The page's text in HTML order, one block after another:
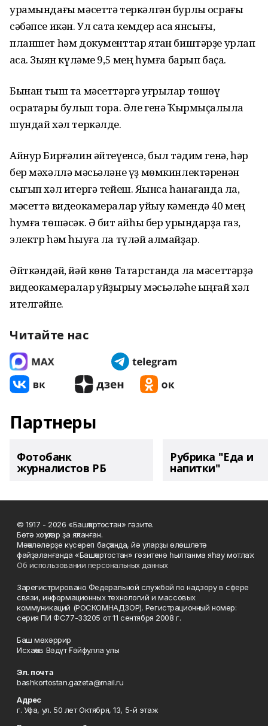
урамындағы мәсеттә теркәлгән бурлыҡ осрағы
сәбәпсе икән. Ул саҡта кемдер аҡса янсығы,
планшет һәм документтар ятҡан биштәрҙе урлап
ҡаса. Зыян күләме 9,5 мең һумға барып баҫа.
Бынан тыш та мәсеттәргә уғрылар төшөү
осраҡтары булып тора. Әле генә Ҡырмыҫҡалыла
шундай хәл теркәлде.
Айнур Бирғәлин әйтеүенсә, был тәҡдим генә, һәр
бер мәхәллә мәсьәләне үҙ мөмкинлектәренән
сығып хәл итергә тейеш. Яҡынса һанағанда ла,
мәсеттә видеокамералар ҡуйыу кәмендә 40 мең
һумға төшәсәк. Ә бит ҡайһы бер урындарҙа газ,
электр һәм һыуға ла түләй алмайҙар.
Әйткәндәй, йәй көнө Татарстанда ла мәсеттәрҙә
видеокамералар ҡуйҙырыу мәсьәләһе ыңғай хәл
ителгәйне.
Читайте нас
Партнеры
Фотобанк
журналистов РБ
Рубрика "Еда и
напитки"
© 1917 - 2026 «Башҡортостан» гәзите.
Бөтә хоҡуҡтар ҙа яҡланған.
Мәҡәләләрҙе күсереп баҫҡанда, йә уларҙы өлөшләтә
файҙаланғанда «Башҡортостан» гәзитенә һылтанма яһау мотлаҡ.
Об использовании персональных данных
Зарегистрировано Федеральной службой по надзору в сфере
связи, информационных технологий и массовых
коммуникаций (РОСКОМНАДЗОР). Регистрационный номер:
серия ПИ ФС77-33205 от 11 сентября 2008 г.
Баш мөхәррир
Исхаҡов Вәдүт Ғәйфулла улы
Эл. почта
bashkortostan.gazeta@mail.ru
Адрес
г. Уфа, ул. 50 лет Октября, 13, 5-й этаж